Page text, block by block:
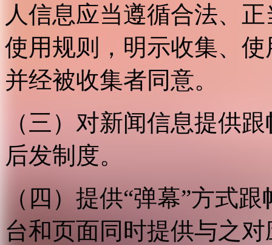
人信息应当遵循合法、
使用规则，明示收集、
并经被收集者同意。
（三）对新闻信息提供
后发制度。
（四）提供“弹幕”方式
台和页面同时提供与之